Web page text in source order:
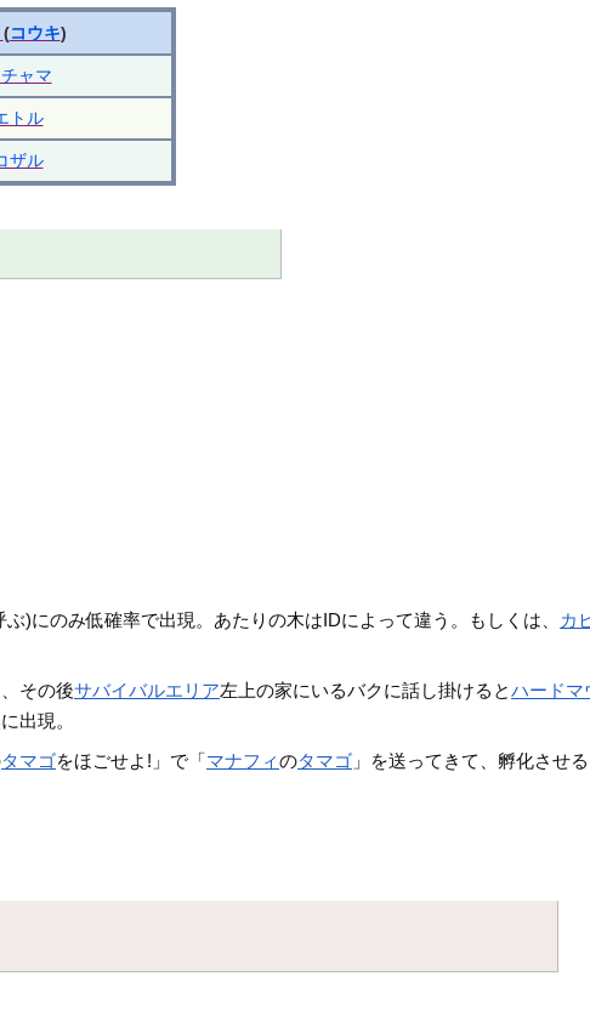
(コウキ)
ャマ
トル
ザル
)にのみ低確率で出現。あたりの木はIDによって違う。もしくは、 カ
その後サバイバルエリア左上の家にいるバクに話し掛けるとハードマ
出現。
タマゴをほごせよ!」で「マナフィのタマゴ 」を送ってきて、孵化させ